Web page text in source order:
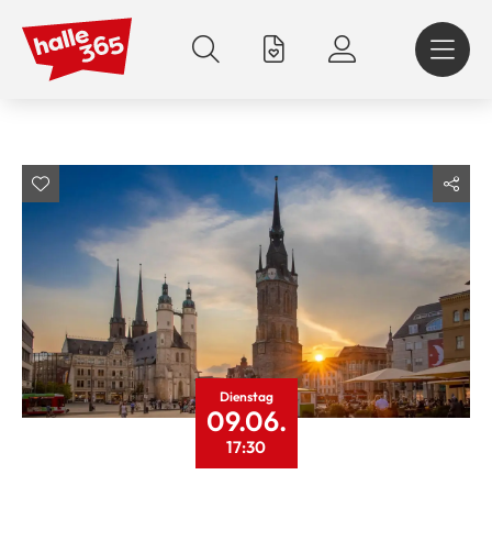
zum
Inhalt
Dienstag
09.06.
17:30